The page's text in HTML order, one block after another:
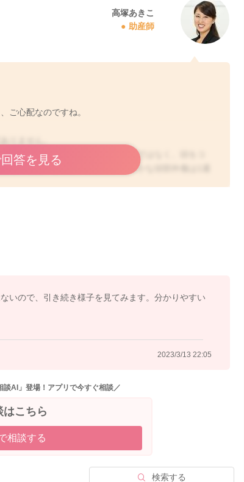
高塚あきこ
助産師
ご心配なのですね。
ませんが、意図的にぶつけたわけではなく、頭をコ
ないと思いますよ。確かに、明らかな頭部外傷は1週
ても大丈夫だと思いますよ。もし、起こしても起き
あれば、小児科でご相談なさってくださいね。
答を見る
いので、引き続き様子を見てみます。分かりやすい
2023/3/13 22:05
談AI」登場！アプリで今すぐ相談／
はこちら
相談する
検索する